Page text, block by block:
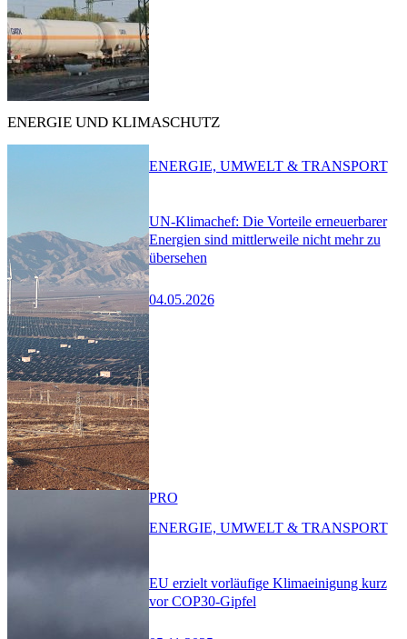
ENERGIE UND KLIMASCHUTZ
UN-Klimachef: Die Vorteile erneuerbarer
Energien sind mittlerweile nicht mehr zu
übersehen
04.05.2026
ENERGIE, UMWELT & TRANSPORT
EU erzielt vorläufige Klimaeinigung kurz
vor COP30-Gipfel
PRO
ENERGIE, UMWELT & TRANSPORT